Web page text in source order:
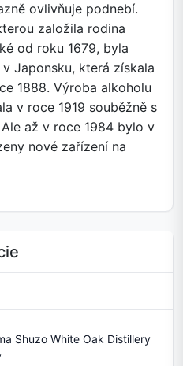
ovlivňuje podnebí.
založila rodina
od roku 1679, byla
Japonsku, která získala
1888. Výroba alkoholu
v roce 1919 souběžně s
až v roce 1984 bylo v
nové zařízení na
Shuzo White Oak Distillery